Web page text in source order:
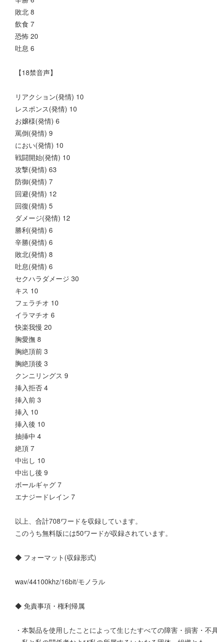
敗北 8
飲食 7
恐怖 20
吐息 6
【18禁音声】
リアクション(発情) 10
レスポンス(発情) 10
お嬢様(発情) 6
罵倒(発情) 9
におい(発情) 10
戦闘開始(発情) 10
攻撃(発情) 63
防御(発情) 7
回避(発情) 12
回復(発情) 5
ダメージ(発情) 12
勝利(発情) 6
辛勝(発情) 6
敗北(発情) 8
吐息(発情) 6
セクハラダメージ 30
キス 10
フェラチオ 10
イラマチオ 6
快楽我慢 20
胸愛撫 8
胸絶頂前 3
胸絶頂後 3
クンニリングス 9
挿入拒否 4
挿入前 3
挿入 10
挿入後 10
抽挿中 4
絶頂 7
中出し 10
中出し後 9
ボールギャグ 7
エナジードレイン 7
以上、合計708ワードを収録しています。
このうち無料版には50ワードが収録されています。
◆ フォーマット(収録形式)
wav/44100khz/16bit/モノラル
◆ 免責事項・権利帰属
・本製品を使用したことによって生じたすべての障害・損害・不